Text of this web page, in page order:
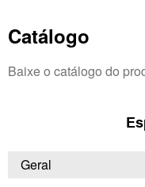
Catálogo
Baixe o catálogo do
Geral